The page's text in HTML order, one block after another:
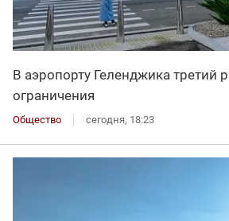
В аэропорту Геленджика третий
ограничения
Общество сегодня, 18:23